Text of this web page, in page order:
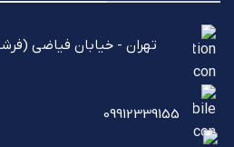
تهران - خیابان فیاضی (فرشته) -